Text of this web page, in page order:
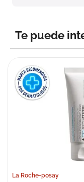
Te puede
La Roche-posay